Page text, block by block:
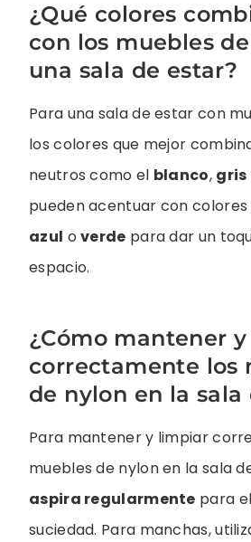
¿Qué colores
con los muebles
una sala de estar?
Para una sala de estar con
los colores que mejor
neutros como el blanco, gris
pueden acentuar con
azul overde para dar un
espacio.
¿Cómo mantener
correctamente los
de nylon en la sala
Para mantener y limpiar
muebles de nylon en la sala
aspira regularmente para
suciedad. Para manchas,